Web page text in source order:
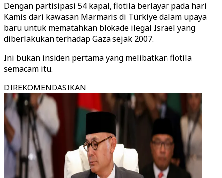
Dengan partisipasi 54 kapal, flotila berlayar pada hari
Kamis dari kawasan Marmaris di Türkiye dalam upaya
baru untuk mematahkan blokade ilegal Israel yang
diberlakukan terhadap Gaza sejak 2007.
Ini bukan insiden pertama yang melibatkan flotila
semacam itu.
DIREKOMENDASIKAN